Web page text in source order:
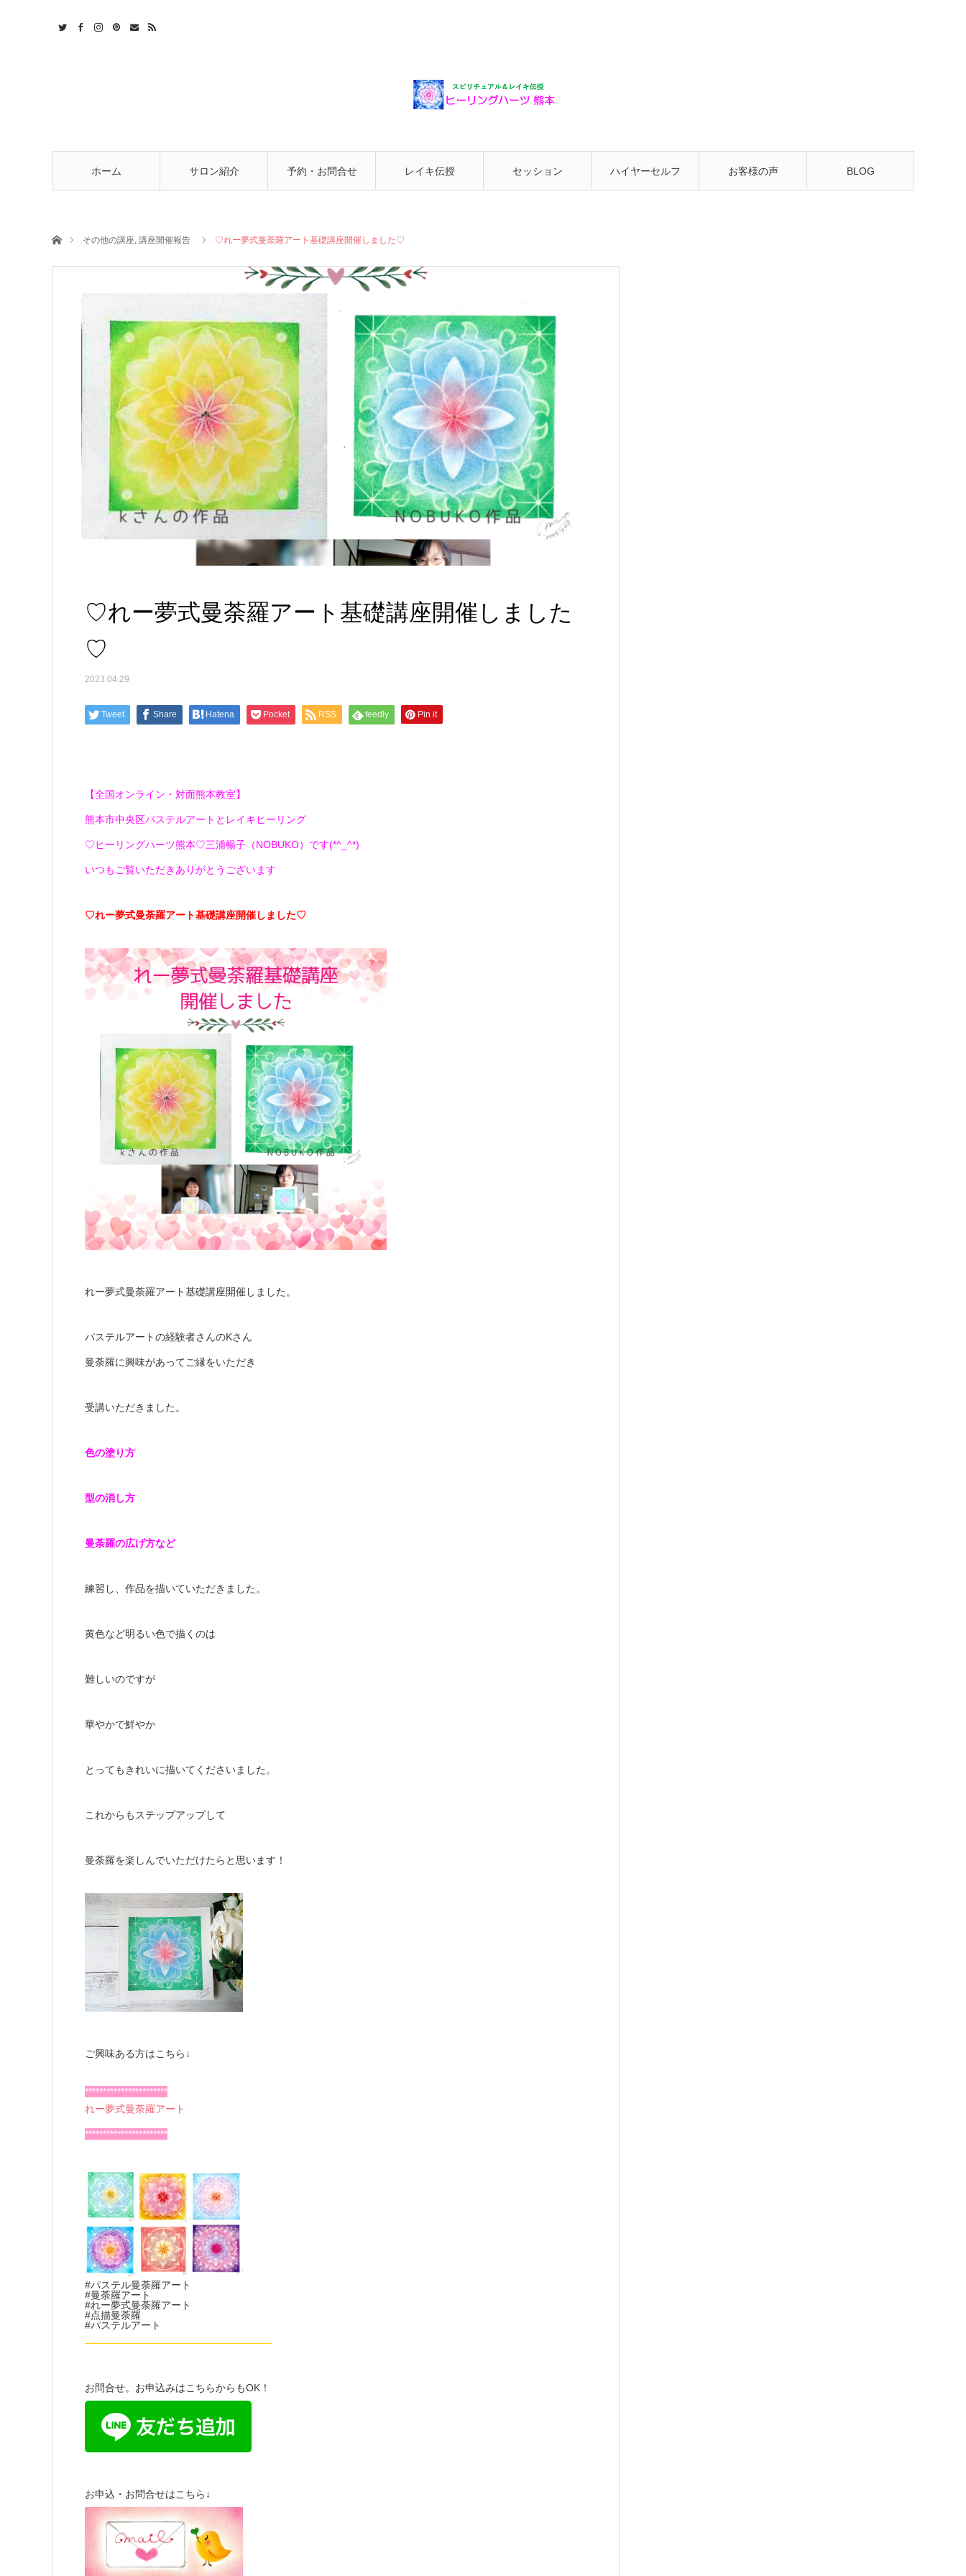
ホーム サロン紹介 予約・お問合せ レイキ伝授 セッション ハイヤーセルフ お客様の声 BLOG
ホームその他の講座, 講座開催報告 ♡れー夢式曼荼羅アート基礎講座開催しました♡
♡れー夢式曼荼羅アート基礎講座開催しました
♡
2023.04.29
Tweet Share Hatena Pocket RSS feedly Pin it
【全国オンライン・対面熊本教室】
熊本市中央区パステルアートとレイキヒーリング
♡ヒーリングハーツ熊本♡三浦暢子（NOBUKO）です(*^_^*)
いつもご覧いただきありがとうございます
♡れー夢式曼荼羅アート基礎講座開催しました♡
れー夢式曼荼羅アート基礎講座開催しました。
パステルアートの経験者さんのKさん
曼荼羅に興味があってご縁をいただき
受講いただきました。
色の塗り方
型の消し方
曼荼羅の広げ方など
練習し、作品を描いていただきました。
黄色など明るい色で描くのは
難しいのですが
華やかで鮮やか
とってもきれいに描いてくださいました。
これからもステップアップして
曼荼羅を楽しんでいただけたらと思います！
ご興味ある方はこちら↓
***********************
れー夢式曼荼羅アート
***********************
#パステル曼荼羅アート
#曼荼羅アート
#れー夢式曼荼羅アート
#点描曼荼羅
#パステルアート
——————————————————–
お問合せ。お申込みはこちらからもOK！
お申込・お問合せはこちら↓